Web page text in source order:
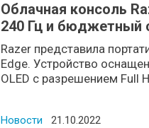
Облачная консоль
240 Гц и бюджетный
Razer представила
Edge. Устройство
OLED с разрешением Full
Новости Posted on
21.10.2022